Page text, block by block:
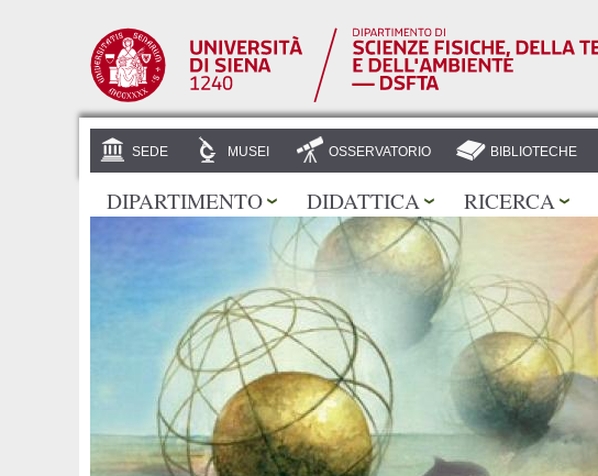
SEDE MUSEI OSSERVATORIO BIBLIOTECHE
DIPARTIMENTO DIDATTICA RICERCA